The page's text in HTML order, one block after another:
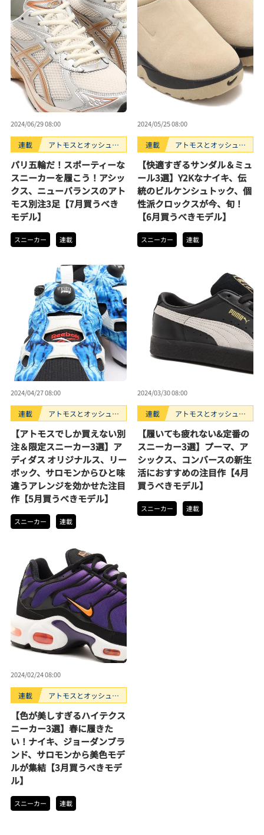
2024/06/29 08:00
連載
アトモスとオッシュマ
スニーカー3選。
パリ五輪だ！スポーティーな
スニーカーを履こう！アシッ
クス、ニューバランスのアト
モス別注3足【7月買うべき
モデル】
スニーカー 連載
2024/05/25 08:00
連載
アトモスとオッシュマ
スニーカー3選。
【快適すぎるサンダル＆ミュ
ール3選】Y2Kなナイキ、伝
統のビルケンシュトック、個
性派クロックスが今、旬！
【6月買うべきモデル】
スニーカー 連載
2024/04/27 08:00
連載
アトモスとオッシュマ
スニーカー3選。
【アトモスでしか買えない別
注＆限定スニーカー3選】ア
ディダス オリジナルス、リー
ボック、サロモンからひと味
違うアレンジを効かせた注目
作【5月買うべきモデル】
スニーカー 連載
2024/03/30 08:00
連載
アトモスとオッシュマ
スニーカー3選。
【履いても疲れない&定番の
スニーカー3選】プーマ、ア
シックス、コンバースの新生
活におすすめの注目作【4月
買うべきモデル】
スニーカー 連載
2024/02/24 08:00
連載
アトモスとオッシュマ
スニーカー3選。
【色が美しすぎるハイテクス
ニーカー3選】春に履きた
い！ナイキ、ジョーダンブラ
ンド、サロモンから美色モデ
ルが集結【3月買うべきモデ
ル】
スニーカー 連載